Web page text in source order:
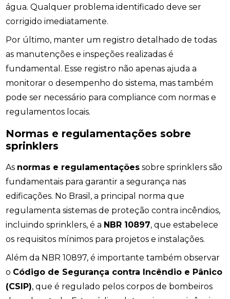
água. Qualquer problema identificado deve ser
corrigido imediatamente.
Por último, manter um registro detalhado de todas
as manutenções e inspeções realizadas é
fundamental. Esse registro não apenas ajuda a
monitorar o desempenho do sistema, mas também
pode ser necessário para compliance com normas e
regulamentos locais.
Normas e regulamentações sobre
sprinklers
As normas e regulamentações sobre sprinklers são
fundamentais para garantir a segurança nas
edificações. No Brasil, a principal norma que
regulamenta sistemas de proteção contra incêndios,
incluindo sprinklers, é a NBR 10897, que estabelece
os requisitos mínimos para projetos e instalações.
Além da NBR 10897, é importante também observar
o Código de Segurança contra Incêndio e Pânico
(CSIP), que é regulado pelos corpos de bombeiros